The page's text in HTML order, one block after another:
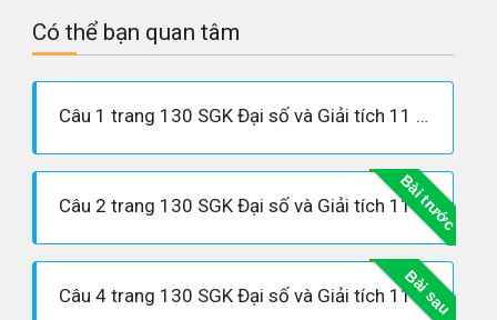
Có thể bạn quan tâm
Câu 1 trang 130 SGK Đại số và Giải tích 11 Nâng cao
Bài trước
Câu 2 trang 130 SGK Đại số và Giải tích 11 Nâng cao
Bài sau
Câu 4 trang 130 SGK Đại số và Giải tích 11 Nâng cao